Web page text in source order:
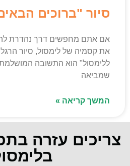
סיור "ברוכים
אם אתם מחפשים דרך נהדרת
את קסמיה של לימסול, סיור
ללימסול" הוא התשובה המושלמת.
שמביאה
המשך קריאה »
צריכים עזרה